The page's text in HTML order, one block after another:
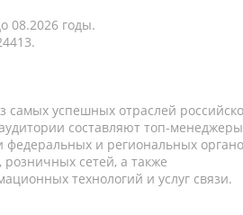
08.2026 годы.
самых успешных отраслей
составляют топ-
и региональных
сетей, а также
технологий и услуг связи.